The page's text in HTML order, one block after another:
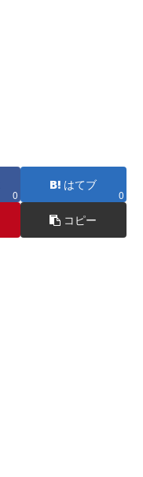
0
はてブ
0
コピー